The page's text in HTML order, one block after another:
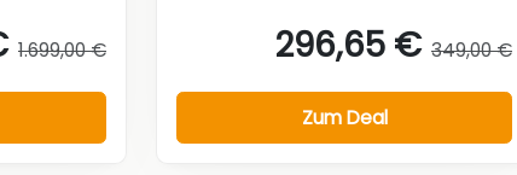
1.699,00 € 296,65 € 349,00 €
Zum Deal